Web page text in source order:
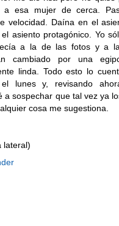
a esa mujer de cerca.
velocidad. Daína en el
asiento protagónico. Yo
a la de las fotos y a
cambiado por una
linda. Todo esto lo
lunes y, revisando
a sospechar que tal vez ya
cosa me sugestiona.
lateral)